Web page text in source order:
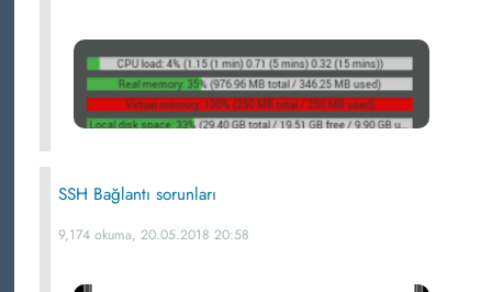
SSH Bağlantı sorunları
9,174 okuma, 20.05.2018 20:58